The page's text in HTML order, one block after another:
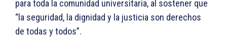
para toda la comunidad universitaria, al sostener que
“la seguridad, la dignidad y la justicia son derechos
de todas y todos”.